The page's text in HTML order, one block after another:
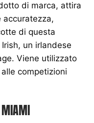
di marca, attira
accuratezza,
di questa
un irlandese
Viene utilizzato
competizioni
MIAMI